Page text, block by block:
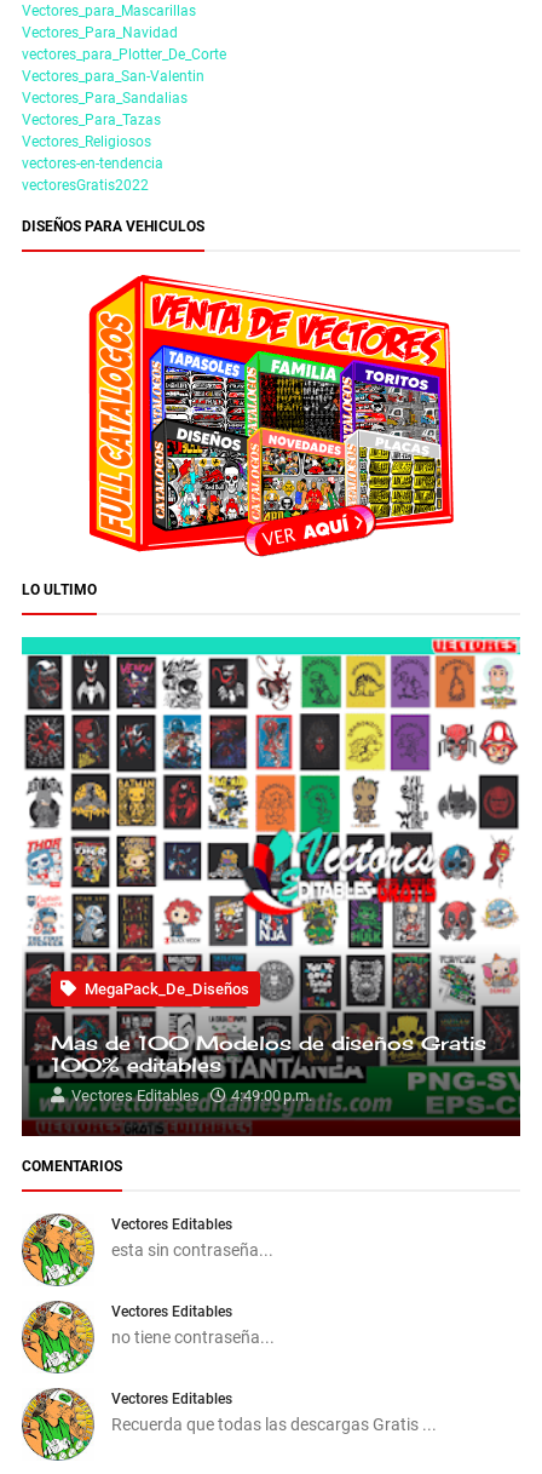
Vectores_para_Mascarillas
Vectores_Para_Navidad
vectores_para_Plotter_De_Corte
Vectores_para_San-Valentin
Vectores_Para_Sandalias
Vectores_Para_Tazas
Vectores_Religiosos
vectores-en-tendencia
vectoresGratis2022
DISEÑOS PARA VEHICULOS
LO ULTIMO
MegaPack_De_Diseños
Mas de 100 Modelos de diseños Gratis
100% editables
Vectores Editables 4:49:00 p.m.
COMENTARIOS
Vectores Editables
esta sin contraseña...
Vectores Editables
no tiene contraseña...
Vectores Editables
Recuerda que todas las descargas Gratis ...